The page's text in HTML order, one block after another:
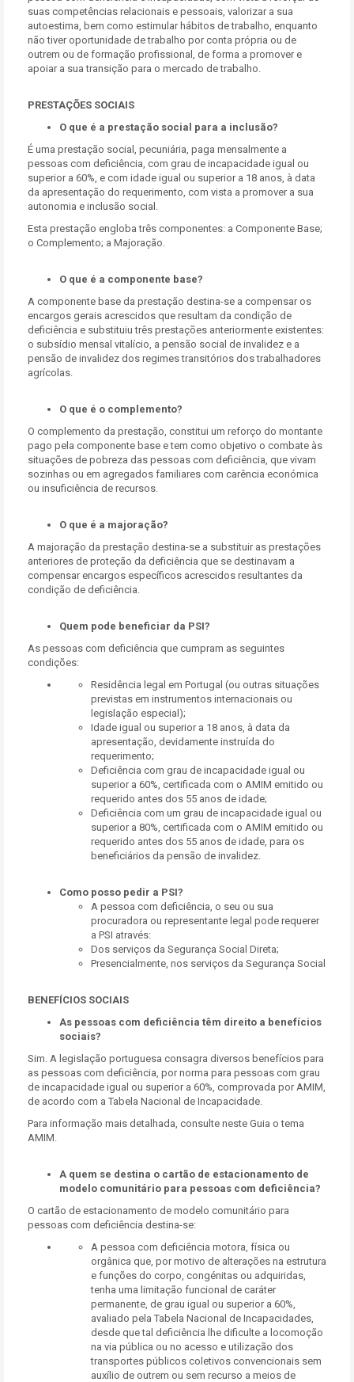
suas competências relacionais e pessoais, valorizar a sua
autoestima, bem como estimular hábitos de trabalho, enquanto
não tiver oportunidade de trabalho por conta própria ou de
outrem ou de formação profissional, de forma a promover e
apoiar a sua transição para o mercado de trabalho.
PRESTAÇÕES SOCIAIS
O que é a prestação social para a inclusão?
É uma prestação social, pecuniária, paga mensalmente a
pessoas com deficiência, com grau de incapacidade igual ou
superior a 60%, e com idade igual ou superior a 18 anos, à data
da apresentação do requerimento, com vista a promover a sua
autonomia e inclusão social.
Esta prestação engloba três componentes: a Componente Base;
o Complemento; a Majoração.
O que é a componente base?
A componente base da prestação destina-se a compensar os
encargos gerais acrescidos que resultam da condição de
deficiência e substituiu três prestações anteriormente existentes:
o subsídio mensal vitalício, a pensão social de invalidez e a
pensão de invalidez dos regimes transitórios dos trabalhadores
agrícolas.
O que é o complemento?
O complemento da prestação, constitui um reforço do montante
pago pela componente base e tem como objetivo o combate às
situações de pobreza das pessoas com deficiência, que vivam
sozinhas ou em agregados familiares com carência económica
ou insuficiência de recursos.
O que é a majoração?
A majoração da prestação destina-se a substituir as prestações
anteriores de proteção da deficiência que se destinavam a
compensar encargos específicos acrescidos resultantes da
condição de deficiência.
Quem pode beneficiar da PSI?
As pessoas com deficiência que cumpram as seguintes
condições:
Residência legal em Portugal (ou outras situações
previstas em instrumentos internacionais ou
legislação especial);
Idade igual ou superior a 18 anos, à data da
apresentação, devidamente instruída do
requerimento;
Deficiência com grau de incapacidade igual ou
superior a 60%, certificada com o AMIM emitido ou
requerido antes dos 55 anos de idade;
Deficiência com um grau de incapacidade igual ou
superior a 80%, certificada com o AMIM emitido ou
requerido antes dos 55 anos de idade, para os
beneficiários da pensão de invalidez.
Como posso pedir a PSI?
A pessoa com deficiência, o seu ou sua
procuradora ou representante legal pode requerer
a PSI através:
Dos serviços da Segurança Social Direta;
Presencialmente, nos serviços da Segurança Social
BENEFÍCIOS SOCIAIS
As pessoas com deficiência têm direito a benefícios
sociais?
Sim. A legislação portuguesa consagra diversos benefícios para
as pessoas com deficiência, por norma para pessoas com grau
de incapacidade igual ou superior a 60%, comprovada por AMIM,
de acordo com a Tabela Nacional de Incapacidade.
Para informação mais detalhada, consulte neste Guia o tema
AMIM.
A quem se destina o cartão de estacionamento de
modelo comunitário para pessoas com deficiência?
O cartão de estacionamento de modelo comunitário para
pessoas com deficiência destina-se:
A pessoa com deficiência motora, física ou
orgânica que, por motivo de alterações na estrutura
e funções do corpo, congénitas ou adquiridas,
tenha uma limitação funcional de caráter
permanente, de grau igual ou superior a 60%,
avaliado pela Tabela Nacional de Incapacidades,
desde que tal deficiência lhe dificulte a locomoção
na via pública ou no acesso e utilização dos
transportes públicos coletivos convencionais sem
auxílio de outrem ou sem recurso a meios de